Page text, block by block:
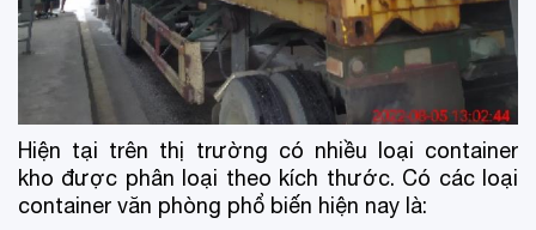
Hiện tại trên thị trường có nhiều loại container
kho được phân loại theo kích thước. Có các loại
container văn phòng phổ biến hiện nay là: